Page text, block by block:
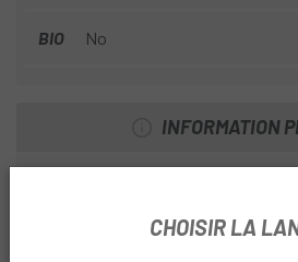
BIO No
INFORMATION
Indiqué pour les pièces mobiles ou
CHOISIR LA